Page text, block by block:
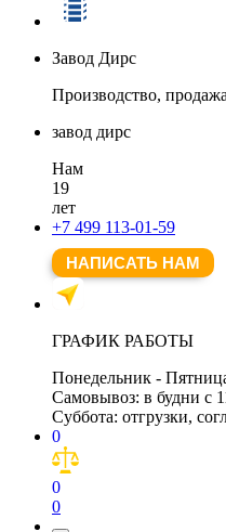
Завод Дирс
Производство,
завод дирс
Нам
19
лет
+7 499 113-01-59
НАПИСАТЬ НАМ
ГРАФИК РАБОТЫ
Понедельник -
Самовывоз: в будни с
Суббота: отгрузки,
0
0
0